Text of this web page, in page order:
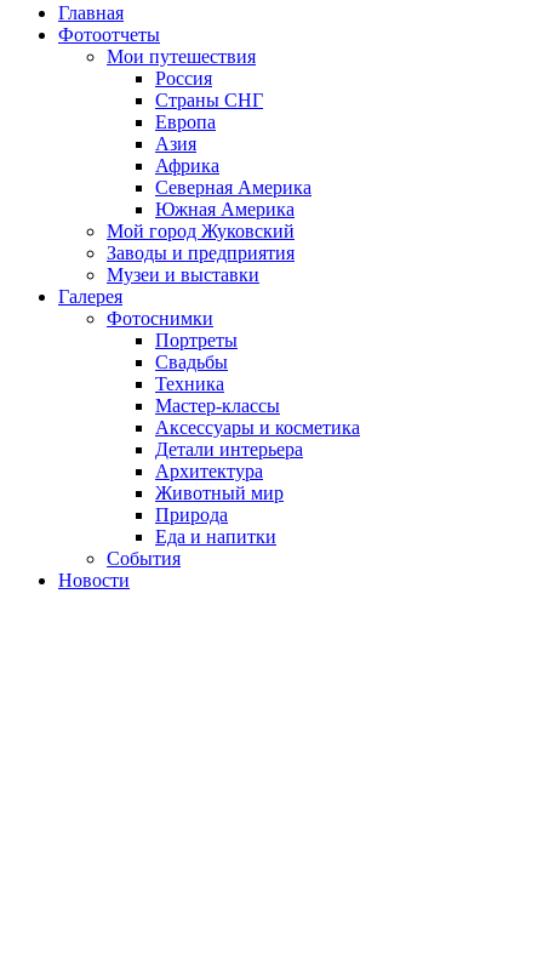
Главная
Фотоотчеты
Мои путешествия
Россия
Страны СНГ
Европа
Азия
Африка
Северная Америка
Южная Америка
Мой город Жуковский
Заводы и предприятия
Музеи и выставки
Галерея
Фотоснимки
Портреты
Свадьбы
Техника
Мастер-классы
Аксессуары и косметика
Детали интерьера
Архитектура
Животный мир
Природа
Еда и напитки
События
Новости